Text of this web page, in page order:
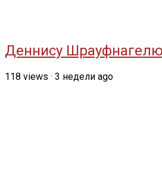
Деннису
118 views · 3 недели ago